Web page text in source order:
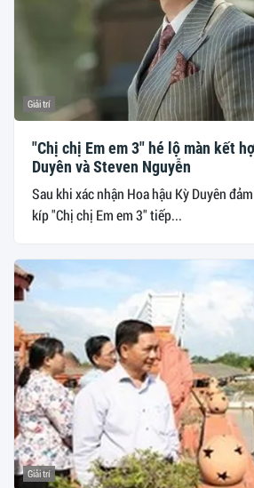
Giải trí
"Chị chị Em em 3" hé lộ màn kết
Duyên và Steven Nguyễn
Sau khi xác nhận Hoa hậu Kỳ Duyên
kíp "Chị chị Em em 3" tiếp...
Giải trí